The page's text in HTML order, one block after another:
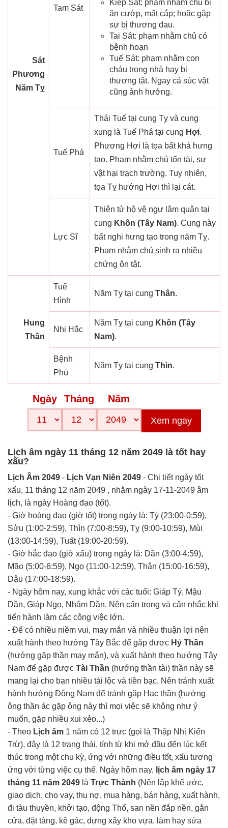
Sát
Phương
Năm Tỵ
Tam Sát
Kiếp Sát: phạm nhằm chủ bị
ăn cướp, mất cắp; hoặc gặp
sự bị thương đau.
Tai Sát: phạm nhằm chủ có
bệnh hoạn
Tuế Sát: phạm nhằm con
cháu trong nhà hay bị
thương tật. Ngay cả súc vật
cũng ảnh hưởng.
Tuế Phá
Thái Tuế tại cung Tỵ và cung
xung là Tuế Phá tại cung Hợi.
Phương Hợi là tọa bất khả hưng
tạo. Phạm nhằm chủ tổn tài, sự
vật hại trạch trường. Tuy nhiên,
tọa Tỵ hướng Hợi thì lại cát.
Lực Sĩ
Thiên tử hộ vệ ngự lâm quân tại
cung Khôn (Tây Nam). Cung này
bất nghi hưng tạo trong năm Tỵ.
Phạm nhằm chủ sinh ra nhiều
chứng ôn tật.
Hung
Thần
Tuế
Hình
Năm Tỵ tại cung Thân.
Nhị Hắc
Năm Tỵ tại cung Khôn (Tây
Nam).
Bệnh
Phù
Năm Tỵ tại cung Thìn.
Ngày Tháng Năm
Xem ngay
Lịch âm ngày 11 tháng 12 năm 2049 là tốt hay
xấu?
Lịch Âm 2049 - Lịch Vạn Niên 2049 - Chi tiết ngày tốt
xấu, 11 tháng 12 năm 2049 , nhằm ngày 17-11-2049 âm
lịch, là ngày Hoàng đạo (tốt).
- Giờ hoàng đạo (giờ tốt) trong ngày là: Tý (23:00-0:59),
Sửu (1:00-2:59), Thìn (7:00-8:59), Tỵ (9:00-10:59), Mùi
(13:00-14:59), Tuất (19:00-20:59).
- Giờ hắc đạo (giờ xấu) trong ngày là: Dần (3:00-4:59),
Mão (5:00-6:59), Ngọ (11:00-12:59), Thân (15:00-16:59),
Dậu (17:00-18:59).
- Ngày hôm nay, xung khắc với các tuổi: Giáp Tý, Mậu
Dần, Giáp Ngọ, Nhâm Dần. Nên cẩn trọng và cân nhắc khi
tiến hành làm các công việc lớn.
- Để có nhiều niềm vui, may mắn và nhiều thuận lợi nên
xuất hành theo hướng Tây Bắc để gặp được Hỷ Thần
(hướng gặp thần may mắn), và xuất hành theo hướng Tây
Nam để gặp được Tài Thần (hướng thần tài) thần này sẽ
mang lại cho bạn nhiều tài lộc và tiền bạc. Nên tránh xuất
hành hướng Đông Nam để tránh gặp Hạc thần (hướng
ông thần ác gặp ông này thì mọi việc sẽ không như ý
muốn, gặp nhiều xui xẻo...)
- Theo Lịch âm 1 năm có 12 trực (gọi là Thập Nhị Kiến
Trừ), đây là 12 trạng thái, tính từ khi mở đầu đến lúc kết
thúc trong một chu kỳ, ứng với những điều tốt, xấu tương
ứng với từng việc cụ thể. Ngày hôm nay, lịch âm ngày 17
tháng 11 năm 2049 là Trực Thành (Nên lập khế ước,
giao dịch, cho vay, thu nợ, mua hàng, bán hàng, xuất hành,
đi tàu thuyền, khởi tạo, động Thổ, san nền đắp nền, gắn
cửa, đặt táng, kê gác, dựng xây kho vựa, làm hay sửa